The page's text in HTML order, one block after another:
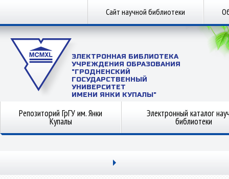
Сайт научной библиотеки
ЭЛЕКТРОННАЯ БИБЛИОТЕКА
УЧРЕЖДЕНИЯ ОБРАЗОВАНИЯ
"ГРОДНЕНСКИЙ
ГОСУДАРСТВЕННЫЙ
УНИВЕРСИТЕТ
ИМЕНИ ЯНКИ КУПАЛЫ"
Репозиторий ГрГУ им. Янки
Купалы
Электронный каталог
библиотеки